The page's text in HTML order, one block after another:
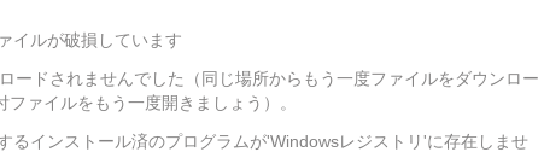
イルが破損しています
ードされませんでした（同じ場所からもう一度ファイルをダウンロー
ファイルをもう一度開きましょう）。
るインストール済のプログラムが'Windowsレジストリ'に存在しませ